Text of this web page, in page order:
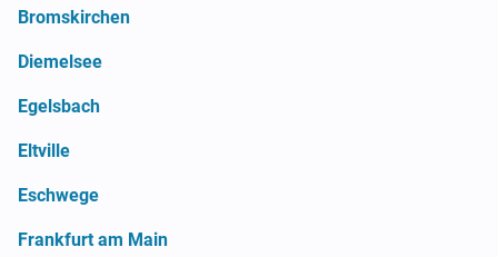
Bromskirchen
Diemelsee
Egelsbach
Eltville
Eschwege
Frankfurt am Main